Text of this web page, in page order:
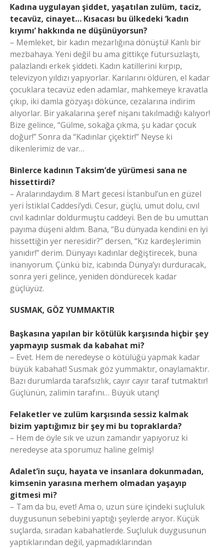
Kadına uygulayan şiddet, yaşatılan zulüm, taciz,
tecavüz, cinayet… Kısacası bu ülkedeki ‘kadın
kıyımı’ hakkında ne düşünüyorsun?
– Memleket, bir kadın mezarlığına dönüştü! Kanlı bir
mezbahaya. Yeni değil bu ama gittikçe fütursuzlaştı,
palazlandı erkek şiddeti. Kadın katillerini kırpıp,
televizyon yıldızı yapıyorlar. Karılarını öldüren, el kadar
çocuklara tecavüz eden adamlar, mahkemeye kravatla
çıkıp, iki damla gözyaşı dökünce, cezalarına indirim
alıyorlar. Bir yakalarına şeref nişanı takılmadığı kalıyor!
Bize gelince, “Gülme, sokağa çıkma, şu kadar çocuk
doğur!” Sonra da “Kadınlar çiçektir!” Neyse ki
dikenlerimiz de var…
Binlerce kadının Taksim’de yürümesi sana ne
hissettirdi?
– Aralarındaydım. 8 Mart gecesi İstanbul’un en güzel
yeri İstiklal Caddesi’ydi. Cesur, güçlü, umut dolu, cıvıl
cıvıl kadınlar doldurmuştu caddeyi. Ben de bu umuttan
payıma düşeni aldım. Bana, “Bu dünyada kendini en iyi
hissettiğin yer neresidir?” dersen, “Kız kardeşlerimin
yanıdır!” derim. Dünyayı kadınlar değiştirecek, buna
inanıyorum. Çünkü biz, icabında Dünya’yı durduracak,
sonra yeri gelince, yeniden döndürecek kadar
güçlüyüz.
SUSMAK, GÖZ YUMMAKTIR
Başkasına yapılan bir kötülük karşısında hiçbir şey
yapmayıp susmak da kabahat mi?
– Evet. Hem de neredeyse o kötülüğü yapmak kadar
büyük kabahat! Susmak göz yummaktır, onaylamaktır.
Bazı durumlarda tarafsızlık, cayır cayır taraf tutmaktır!
Güçlünün, zalimin tarafını… Büyük utanç!
Felaketler ve zulüm karşısında sessiz kalmak
bizim yaptığımız bir şey mi bu topraklarda?
– Hem de öyle sık ve uzun zamandır yapıyoruz ki
neredeyse ata sporumuz haline gelmiş!
Adalet’in suçu, hayata ve insanlara dokunmadan,
kimsenin yarasına merhem olmadan yaşayıp
gitmesi mi?
– Tam da bu, evet! Ama o, uzun süre içindeki suçluluk
duygusunun sebebini yaptığı şeylerde arıyor. Küçük
suçlarda, sıradan kabahatlerde. Suçluluk duygusunun
yaptıklarından değil, yapmadıklarından